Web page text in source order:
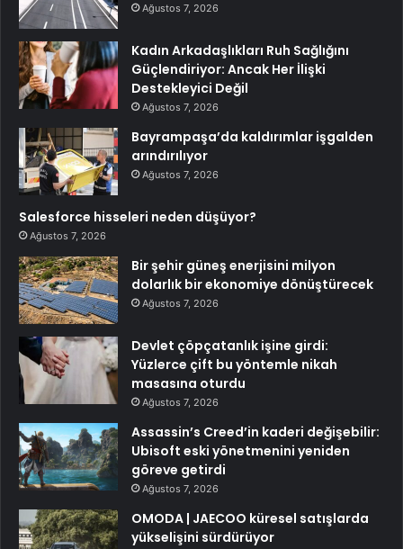
Ağustos 7, 2026
Kadın Arkadaşlıkları Ruh Sağlığını
Güçlendiriyor: Ancak Her İlişki
Destekleyici Değil
Ağustos 7, 2026
Bayrampaşa’da kaldırımlar işgalden
arındırılıyor
Ağustos 7, 2026
Salesforce hisseleri neden düşüyor?
Ağustos 7, 2026
Bir şehir güneş enerjisini milyon
dolarlık bir ekonomiye dönüştürecek
Ağustos 7, 2026
Devlet çöpçatanlık işine girdi:
Yüzlerce çift bu yöntemle nikah
masasına oturdu
Ağustos 7, 2026
Assassin’s Creed’in kaderi değişebilir:
Ubisoft eski yönetmenini yeniden
göreve getirdi
Ağustos 7, 2026
OMODA | JAECOO küresel satışlarda
yükselişini sürdürüyor